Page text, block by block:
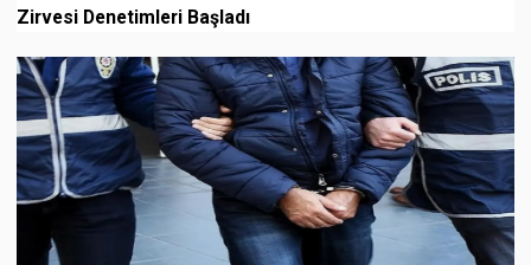
Zirvesi Denetimleri Başladı